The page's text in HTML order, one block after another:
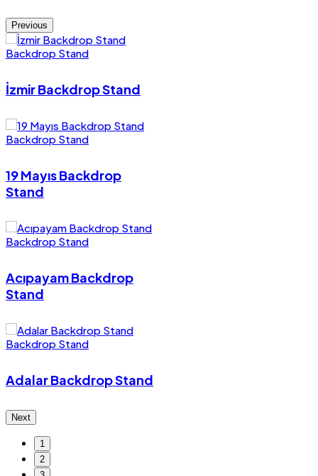
Previous
Backdrop Stand
İzmir Backdrop Stand
Backdrop Stand
19 Mayıs Backdrop
Stand
Backdrop Stand
Acıpayam Backdrop
Stand
Backdrop Stand
Adalar Backdrop Stand
Next
1
2